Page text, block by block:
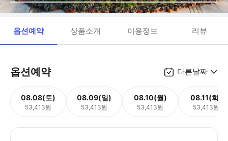
옵션예약 상품소개 이용정보 리뷰
옵션예약 다른날짜
08.08(토)
53,413원
08.09(일)
53,413원
08.10(월)
53,413원
08.11(화)
53,413원